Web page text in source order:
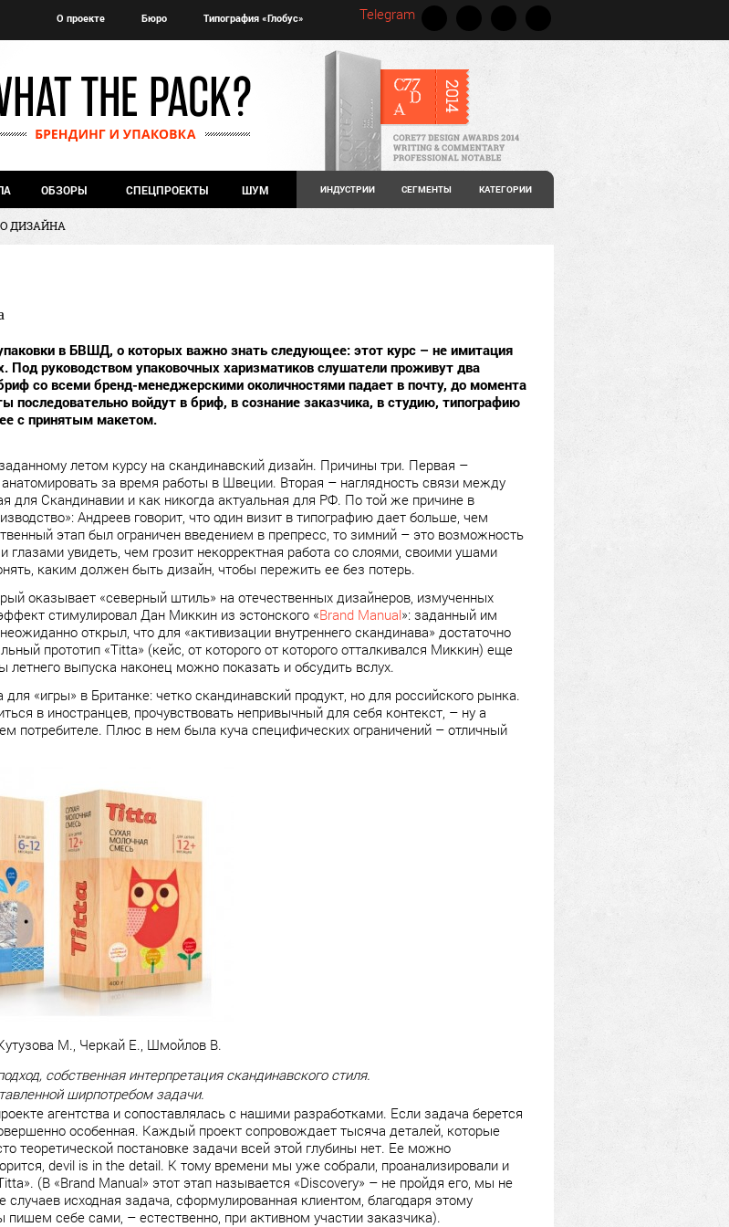
О проекте Бюро Типография «Глобус» Telegram
ОБЗОРЫ СПЕЦПРОЕКТЫ ШУМ ИНДУСТРИИ СЕГМЕНТЫ КАТЕГОРИИ
ДИЗАЙНА
в БВШД, о которых важно знать следующее: этот курс – не имитация
Под руководством упаковочных харизматиков слушатели проживут два
со всеми бренд-менеджерскими околичностями падает в почту, до момента
последовательно войдут в бриф, в сознание заказчика, в студию, типографию
с принятым макетом.
летом курсу на скандинавский дизайн. Причины три. Первая –
за время работы в Швеции. Вторая – наглядность связи между
для Скандинавии и как никогда актуальная для РФ. По той же причине в
Андреев говорит, что один визит в типографию дает больше, чем
этап был ограничен введением в препресс, то зимний – это возможность
увидеть, чем грозит некорректная работа со слоями, своими ушами
каким должен быть дизайн, чтобы пережить ее без потерь.
оказывает «северный штиль» на отечественных дизайнеров, измученных
стимулировал Дан Миккин из эстонского «Brand Manual»: заданный им
неожиданно открыл, что для «активизации внутреннего скандинава» достаточно
прототип «Titta» (кейс, от которого от которого отталкивался Миккин) еще
летнего выпуска наконец можно показать и обсудить вслух.
«игры» в Британке: четко скандинавский продукт, но для российского рынка.
в иностранцев, прочувствовать непривычный для себя контекст, – ну а
потребителе. Плюс в нем была куча специфических ограничений – отличный
М., Черкай Е., Шмойлов В.
собственная интерпретация скандинавского стиля.
ширпотребом задачи.
агентства и сопоставлялась с нашими разработками. Если задача берется
особенная. Каждый проект сопровождает тысяча деталей, которые
теоретической постановке задачи всей этой глубины нет. Ее можно
devil is in the detail. К тому времени мы уже собрали, проанализировали и
(В «Brand Manual» этот этап называется «Discovery» – не пройдя его, мы не
исходная задача, сформулированная клиентом, благодаря этому
себе сами, – естественно, при активном участии заказчика).